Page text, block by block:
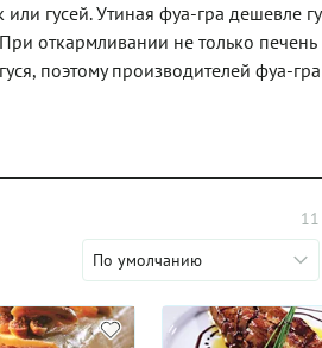
гусей. Утиная фуа-гра дешевле
откармливании не только печень
поэтому производителей фуа-
По умолчанию